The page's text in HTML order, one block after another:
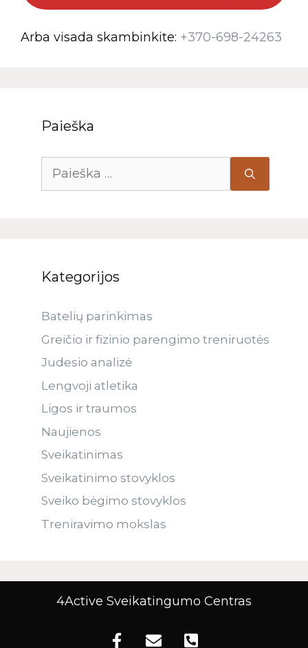
Arba visada skambinkite: +370-698-24263
Paieška
Kategorijos
Batelių parinkimas
Greičio ir fizinio parengimo treniruotės
Judesio analizė
Lengvoji atletika
Ligos ir traumos
Naujienos
Sveikatinimas
Sveikatinimo stovyklos
Sveiko bėgimo stovyklos
Treniravimo mokslas
4Active Sveikatingumo Centras